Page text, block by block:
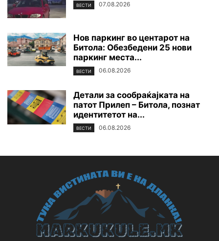
ВЕСТИ 07.08.2026
Нов паркинг во центарот на
Битола: Обезбедени 25 нови
паркинг места...
ВЕСТИ 06.08.2026
Детали за сообраќајката на
патот Прилеп – Битола, познат
идентитетот на...
ВЕСТИ 06.08.2026